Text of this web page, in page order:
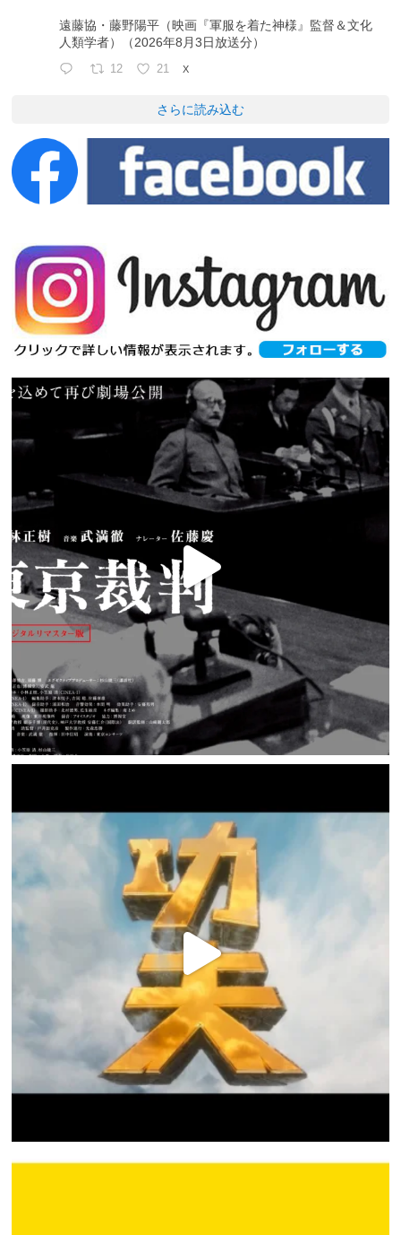
遠藤協・藤野陽平（映画『軍服を着た神様』監督＆文化
人類学者）（2026年8月3日放送分）
12 21 X
さらに読み込む